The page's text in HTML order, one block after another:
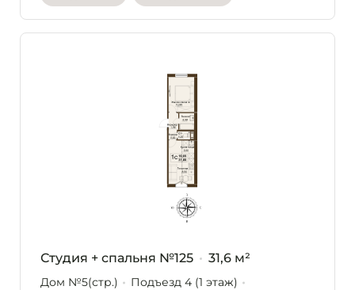
Студия + спальня №125 31,6 м²
Дом №5(стр.)
Подъезд 4 (1 этаж)